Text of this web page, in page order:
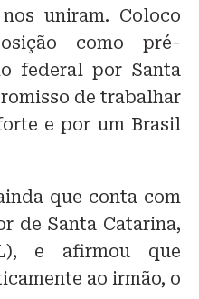
uniram. Coloco
como pré-
federal por Santa
de trabalhar
e por um Brasil
que conta com
de Santa Catarina,
e afirmou que
ao irmão, o